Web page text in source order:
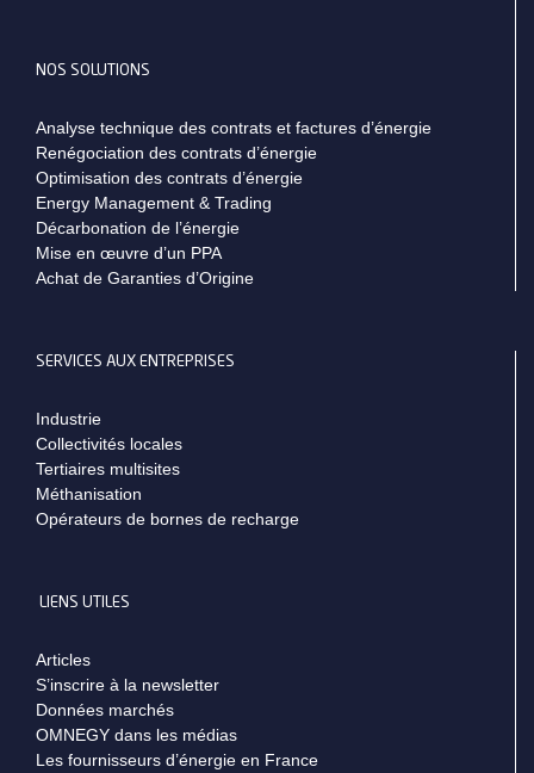
NOS SOLUTIONS
Analyse technique des contrats et factures d’énergie
Renégociation des contrats d’énergie
Optimisation des contrats d’énergie
Energy Management & Trading
Décarbonation de l’énergie
Mise en œuvre d’un PPA
Achat de Garanties d’Origine
SERVICES AUX ENTREPRISES
Industrie
Collectivités locales
Tertiaires multisites
Méthanisation
Opérateurs de bornes de recharge
LIENS UTILES
Articles
S’inscrire à la newsletter
Données marchés
OMNEGY dans les médias
Les fournisseurs d’énergie en France